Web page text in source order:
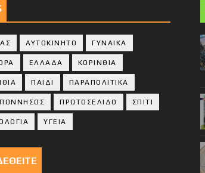
ΑΥΤΟΚΙΝΗΤΟ ΓΥΝΑΙΚΑ
ΕΛΛΑΔΑ ΚΟΡΙΝΘΙΑ
ΠΑΙΔΙ ΠΑΡΑΠΟΛΙΤΙΚΑ
ΠΡΩΤΟΣΕΛΙΔΟ ΣΠΙΤΙ
ΥΓΕΙΑ